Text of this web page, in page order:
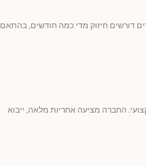
דורשים חיזוק מדי כמה חודשים, בהתאם
לאיכות ושירות מקצועי. החברה מציעה אחריות מלאה, ייבוא